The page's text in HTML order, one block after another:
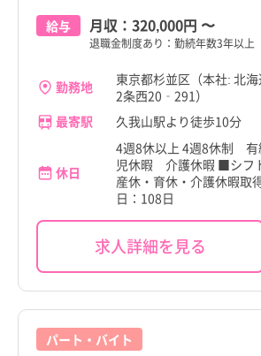
給与 月収： 320,000円 〜
退職金制度あり：勤続年数3年以上
勤務地
東京都杉並区（本社: 北
2条西20‐291）
最寄駅
久我山駅より徒歩10分
休日
4週8休以上 4週8休制
児休暇 介護休暇 ■シフ
産休・育休・介護休暇取
日：108日
求人詳細を見る
パート・バイト